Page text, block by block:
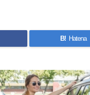
B! Hatena